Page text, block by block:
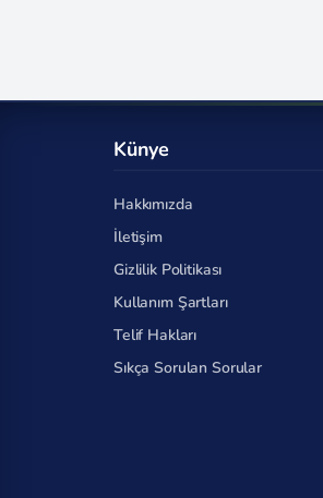
Künye
Hakkımızda
İletişim
Gizlilik Politikası
Kullanım Şartları
Telif Hakları
Sıkça Sorulan Sorular